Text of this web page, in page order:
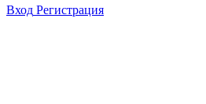
Вход Регистрация